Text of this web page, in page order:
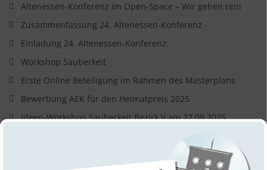
Altenessen-Konferenz im Open-Space – Wir gehen rein
Zusammenfassung 24. Altenessen-Konferenz
Einladung 24. Altenessen-Konferenz:
Workshop Sauberkeit
Erste Online Beteiligung im Rahmen des Masterplans
Bewerbung AEK für den Heimatpreis 2025
Ideen-Workshop Sauberkeit Bezirk V am 22.09.2025